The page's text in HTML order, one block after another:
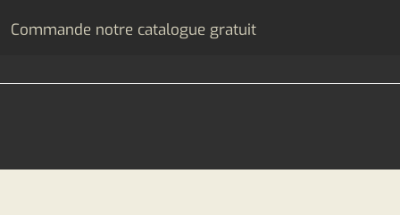
Commande notre catalogue gratuit